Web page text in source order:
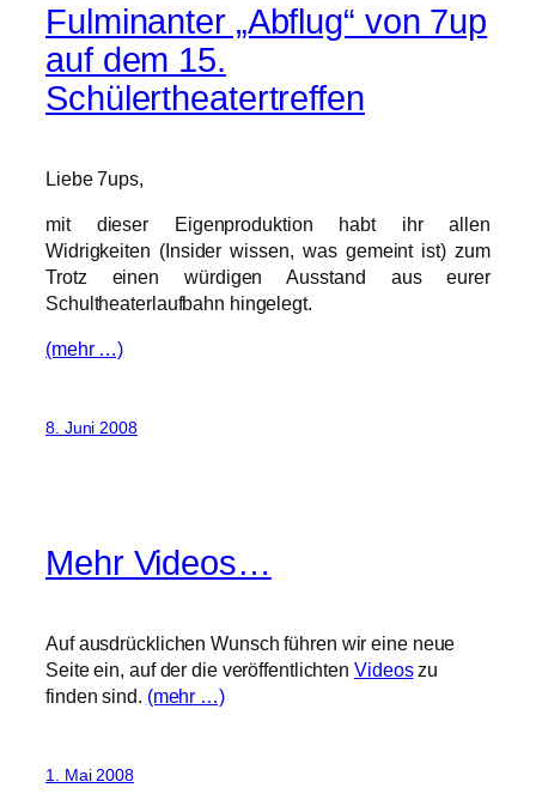
Fulminanter „Abflug“ von 7up
auf dem 15.
Schülertheatertreffen
Liebe 7ups,
mit dieser Eigenproduktion habt ihr allen
Widrigkeiten (Insider wissen, was gemeint ist) zum
Trotz einen würdigen Ausstand aus eurer
Schultheaterlaufbahn hingelegt.
(mehr …)
8. Juni 2008
Mehr Videos…
Auf ausdrücklichen Wunsch führen wir eine neue
Seite ein, auf der die veröffentlichten Videoszu
finden sind. (mehr …)
1. Mai 2008